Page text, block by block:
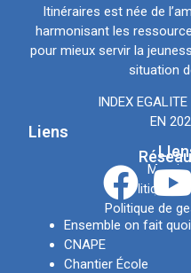
Itinéraires est née de
harmonisant les
pour mieux servir la
situation
INDEX
EN
Politique
Politique de
Liens
Ensemble on fait quoi
CNAPE
Chantier École